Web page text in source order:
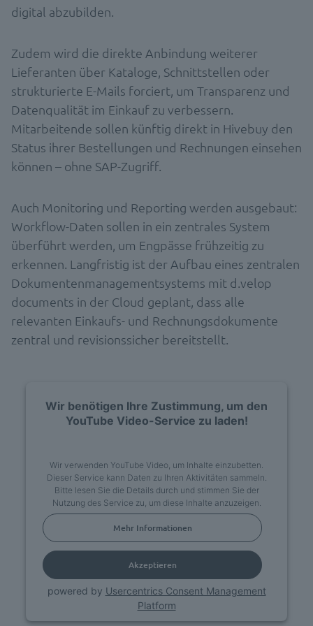
digital abzubilden.
Zudem wird die direkte Anbindung weiterer
Lieferanten über Kataloge, Schnittstellen oder
strukturierte E-Mails forciert, um Transparenz und
Datenqualität im Einkauf zu verbessern.
Mitarbeitende sollen künftig direkt in Hivebuy den
Status ihrer Bestellungen und Rechnungen einsehen
können – ohne SAP-Zugriff.
Auch Monitoring und Reporting werden ausgebaut:
Workflow-Daten sollen in ein zentrales System
überführt werden, um Engpässe frühzeitig zu
erkennen. Langfristig ist der Aufbau eines zentralen
Dokumentenmanagementsystems mit d.velop
documents in der Cloud geplant, dass alle
relevanten Einkaufs- und Rechnungsdokumente
zentral und revisionssicher bereitstellt.
Wir benötigen Ihre Zustimmung, um den
YouTube Video-Service zu laden!
Wir verwenden YouTube Video, um Inhalte einzubetten.
Dieser Service kann Daten zu Ihren Aktivitäten sammeln.
Bitte lesen Sie die Details durch und stimmen Sie der
Nutzung des Service zu, um diese Inhalte anzuzeigen.
Mehr Informationen
Akzeptieren
powered by Usercentrics Consent Management
Platform